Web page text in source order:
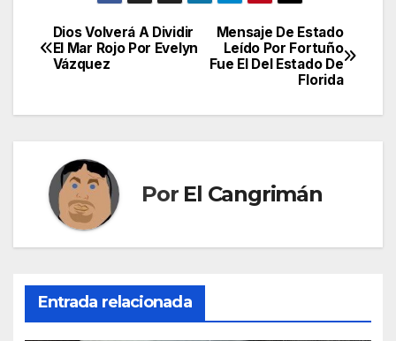
Navegación
de
entradas
Mensaje De Estado
Leído Por Fortuño
Fue El Del Estado De
Florida
Dios Volverá A Dividir
El Mar Rojo Por Evelyn
Vázquez
Por El Cangrimán
Entrada relacionada